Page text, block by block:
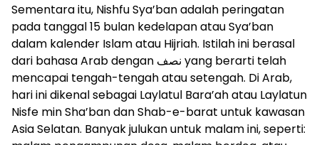
Sementara itu, Nishfu Sya’ban adalah peringatan
pada tanggal 15 bulan kedelapan atau Sya’ban
dalam kalender Islam atau Hijriah. Istilah ini berasal
dari bahasa Arab dengan نصف yang berarti telah
mencapai tengah-tengah atau setengah. Di Arab,
hari ini dikenal sebagai Laylatul Bara’ah atau Laylatun
Nisfe min Sha’ban dan Shab-e-barat untuk kawasan
Asia Selatan. Banyak julukan untuk malam ini, seperti: